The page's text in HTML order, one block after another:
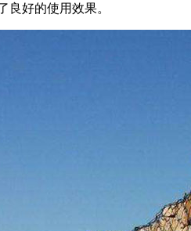
良好的使用效果。